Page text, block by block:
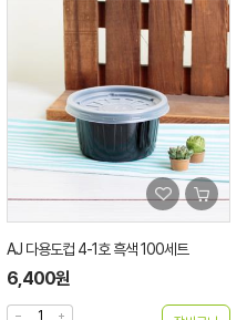
AJ 다용도컵 4-1호 흑색 100세트
6,400원